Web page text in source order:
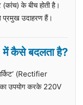
के बीच होती है।
उदाहरण हैं।
में कैसे बदलता है?
(Rectifier
का उपयोग करके 220V